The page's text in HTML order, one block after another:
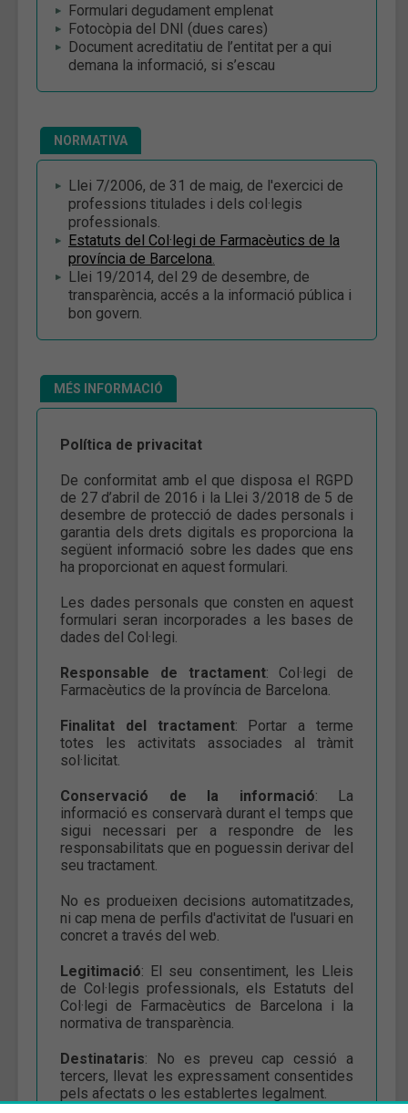
Formulari degudament emplenat
Fotocòpia del DNI (dues cares)
Document acreditatiu de l’entitat per a qui
demana la informació, si s’escau
NORMATIVA
Llei 7/2006, de 31 de maig, de l'exercici de
professions titulades i dels col·legis
professionals.
Estatuts del Col·legi de Farmacèutics de la
província de Barcelona.
Llei 19/2014, del 29 de desembre, de
transparència, accés a la informació pública i
bon govern.
MÉS INFORMACIÓ
Política de privacitat
De conformitat amb el que disposa el RGPD
de 27 d’abril de 2016 i la Llei 3/2018 de 5 de
desembre de protecció de dades personals i
garantia dels drets digitals es proporciona la
següent informació sobre les dades que ens
ha proporcionat en aquest formulari.
Les dades personals que consten en aquest
formulari seran incorporades a les bases de
dades del Col·legi.
Responsable de tractament: Col·legi de
Farmacèutics de la província de Barcelona.
Finalitat del tractament: Portar a terme
totes les activitats associades al tràmit
sol·licitat.
Conservació de la informació: La
informació es conservarà durant el temps que
sigui necessari per a respondre de les
responsabilitats que en poguessin derivar del
seu tractament.
No es produeixen decisions automatitzades,
ni cap mena de perfils d'activitat de l'usuari en
concret a través del web.
Legitimació: El seu consentiment, les Lleis
de Col·legis professionals, els Estatuts del
Col·legi de Farmacèutics de Barcelona i la
normativa de transparència.
Destinataris: No es preveu cap cessió a
tercers, llevat les expressament consentides
pels afectats o les establertes legalment.